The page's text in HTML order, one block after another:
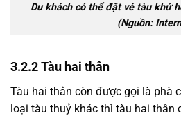
Du khách có thể đặt vé tàu khứ
(Nguồn:
3.2.2Tàu hai thân
Tàu hai thân còn được gọi là phà
loại tàu thuỷ khác thì tàu hai thân